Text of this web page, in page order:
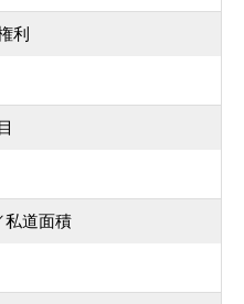
利
私道面積